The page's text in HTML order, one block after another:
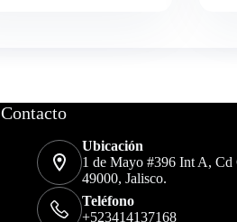
Contacto
Ubicación
1 de Mayo #396 Int A, Cd
49000, Jalisco.
Teléfono
+523414137168